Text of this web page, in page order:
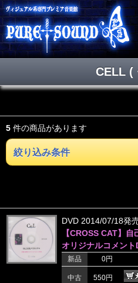
CELL (
5 件の商品があります
絞り込み条件
DVD 2014/07/18発
【CROSS CAT】
オリジナルコメント
新品 0円
中古 550円